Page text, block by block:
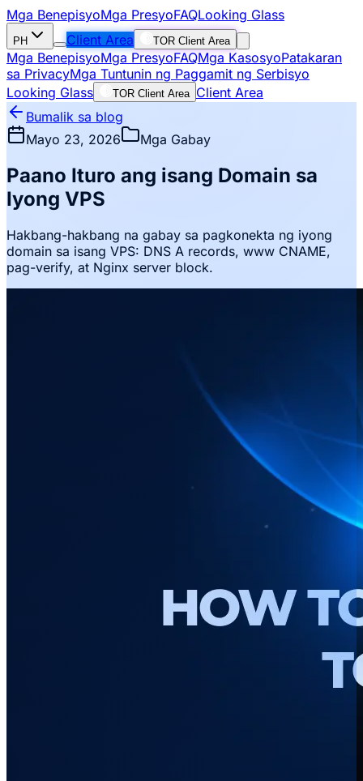
Mga BenepisyoMga PresyoFAQLooking Glass
PH Client Area TOR Client Area
Mga BenepisyoMga PresyoFAQMga KasosyoPatakaran
sa PrivacyMga Tuntunin ng Paggamit ng Serbisyo
Looking Glass
TOR Client Area Client Area
Bumalik sa blog
Mayo 23, 2026
Mga Gabay
Paano Ituro ang isang Domain sa
Iyong VPS
Hakbang-hakbang na gabay sa pagkonekta ng iyong
domain sa isang VPS: DNS A records, www CNAME,
pag-verify, at Nginx server block.